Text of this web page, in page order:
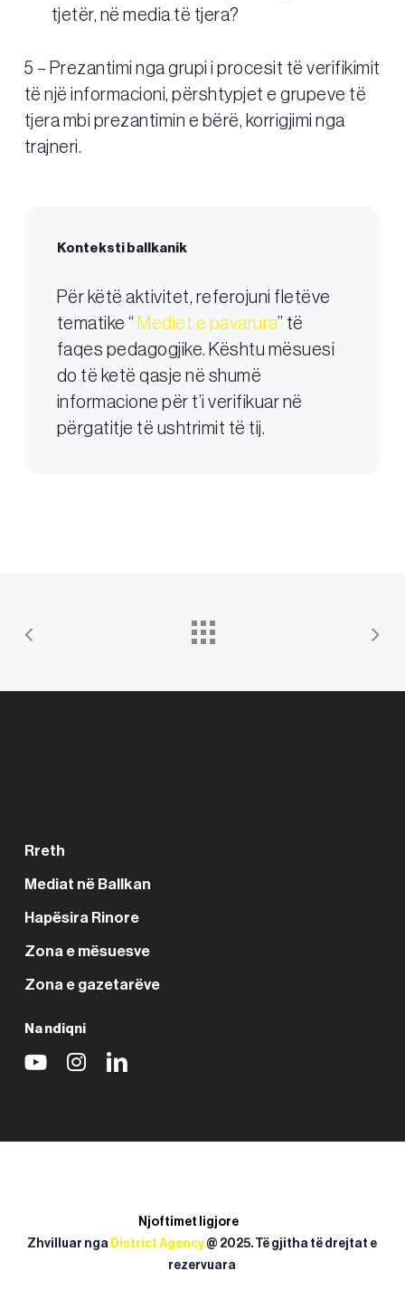
tjetër, në media të tjera?
5 – Prezantimi nga grupi i procesit të verifikimit
të një informacioni, përshtypjet e grupeve të
tjera mbi prezantimin e bërë, korrigjimi nga
trajneri.
Konteksti ballkanik
Për këtë aktivitet, referojuni fletëve
tematike “ Mediet e pavarura” të
faqes pedagogjike. Kështu mësuesi
do të ketë qasje në shumë
informacione për t’i verifikuar në
përgatitje të ushtrimit të tij.
Rreth
Mediat në Ballkan
Hapësira Rinore
Zona e mësuesve
Zona e gazetarëve
Na ndiqni
Njoftimet ligjore
Zhvilluar nga District Agency@ 2025. Të gjitha të drejtat e
rezervuara